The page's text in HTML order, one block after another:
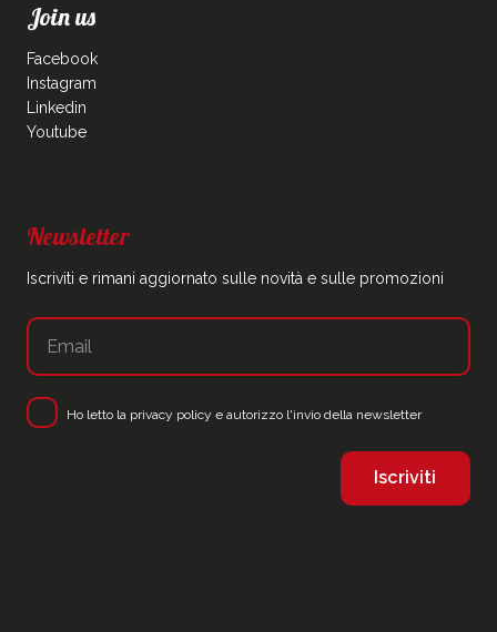
Join us
Facebook
Instagram
Linkedin
Youtube
Newsletter
Iscriviti e rimani aggiornato sulle novità e sulle promozioni
Ho letto la privacy policy e autorizzo l'invio della newsletter